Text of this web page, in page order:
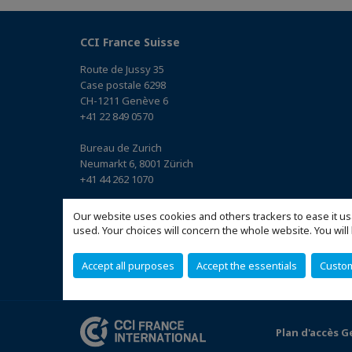
Our website uses cookies and others trackers to ease it
used. Your choices will concern the whole website. You
Accept all purposes Accept the essentials
CCI France Suisse
Route de Jussy 35
Case postale 6298
CH-1211 Genève 6
+41 22 849 0570
Bureau de Zurich
Neumarkt 6, 8001 Zürich
+41 44 262 1070
Bureau de Bâle
Elisabethenstrasse 23, 4051 Basel
Plan d'accès